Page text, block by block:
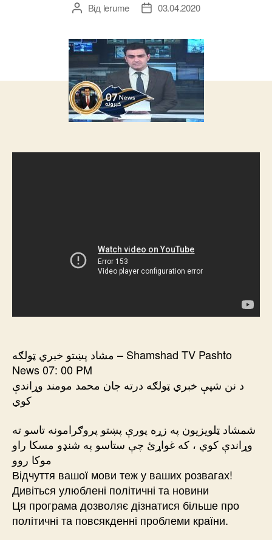
Автор
Від lerume
Дата03.04.2020
مشاد پښتو خبري ټولګه – Shamshad TV Pashto
News 07: 00 PM
د نن شپې خبري ټولګه درته جان محمد مومند وړاندې
کوي
شمشاد ټلویزیون په زړه پورې پښتو پروګرامونه تاسو ته
وړاندې کوي ، که غواړئ چې ستاسو په شنډو مسکا راو
موکا روو
Відчуття вашої мови теж у ваших розвагах!
Дивіться улюблені політичні та новини
Ця програма дозволяє дізнатися більше про
політичні та повсякденні проблеми країни.